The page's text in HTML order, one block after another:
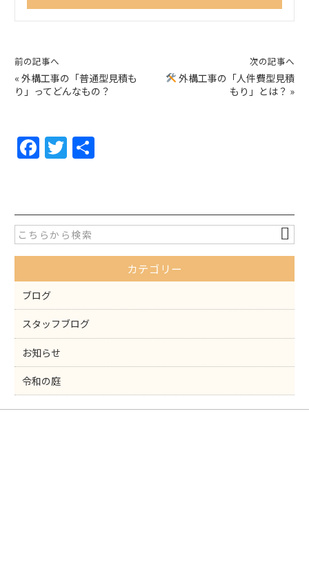
前の記事へ
« 外構工事の「普通型見積も
り」ってどんなもの？
次の記事へ
外構工事の「人件費型見積
もり」とは？ »
F
a
e
b
o
o
k
T
w
er
カテゴリー
ブログ
スタッフブログ
お知らせ
令和の庭